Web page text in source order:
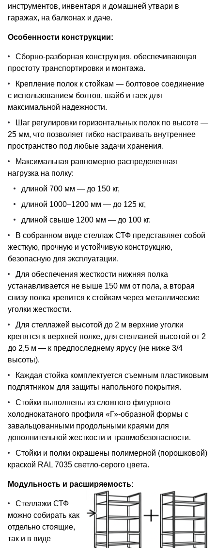
инструментов, инвентаря и домашней утвари в
гаражах, на балконах и даче.
Особенности конструкции:
Сборно-разборная конструкция, обеспечивающая
простоту транспортировки и монтажа.
Крепление полок к стойкам — болтовое соединение
с использованием болтов, шайб и гаек для
максимальной надежности.
Шаг регулировки горизонтальных полок по высоте —
25 мм, что позволяет гибко настраивать внутреннее
пространство под любые задачи хранения.
Максимальная равномерно распределенная
нагрузка на полку:
длиной 700 мм — до 150 кг,
длиной 1000–1200 мм — до 125 кг,
длиной свыше 1200 мм — до 100 кг.
В собранном виде стеллаж СТФ представляет собой
жесткую, прочную и устойчивую конструкцию,
безопасную для эксплуатации.
Для обеспечения жесткости нижняя полка
устанавливается не выше 150 мм от пола, а вторая
снизу полка крепится к стойкам через металлические
уголки жесткости.
Для стеллажей высотой до 2 м верхние уголки
крепятся к верхней полке, для стеллажей высотой от 2
до 2,5 м — к предпоследнему ярусу (не ниже 3/4
высоты).
Каждая стойка комплектуется съемным пластиковым
подпятником для защиты напольного покрытия.
Стойки выполнены из сложного фигурного
холоднокатаного профиля «Г»-образной формы с
завальцованными продольными краями для
дополнительной жесткости и травмобезопасности.
Стойки и полки окрашены полимерной (порошковой)
краской RAL 7035 светло-серого цвета.
Модульность и расширяемость:
Стеллажи СТФ
можно собирать как
отдельно стоящие,
так и в виде